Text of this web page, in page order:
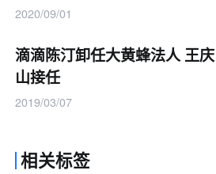
2020/09/01
滴滴陈汀卸任大黄蜂法人 王庆
山接任
2019/03/07
相关标签